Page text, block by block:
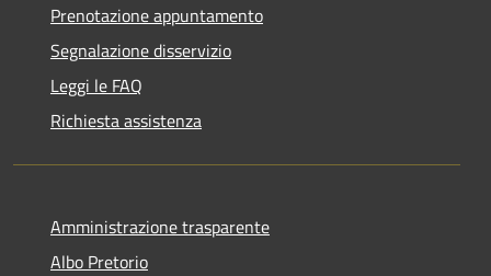
Prenotazione appuntamento
Segnalazione disservizio
Leggi le FAQ
Richiesta assistenza
Amministrazione trasparente
Albo Pretorio